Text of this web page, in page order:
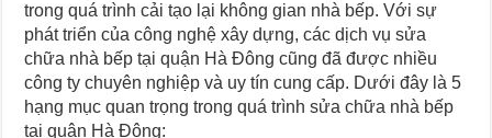
trong quá trình cải tạo lại không gian nhà bếp. Với sự
phát triển của công nghệ xây dựng, các dịch vụ sửa
chữa nhà bếp tại quận Hà Đông cũng đã được nhiều
công ty chuyên nghiệp và uy tín cung cấp. Dưới đây là 5
hạng mục quan trọng trong quá trình sửa chữa nhà bếp
tại quận Hà Đông: